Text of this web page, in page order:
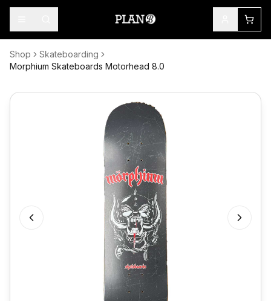
Shop
Skateboarding
Morphium Skateboards Motorhead 8.0